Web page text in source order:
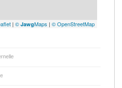
| © JawgMaps | © OpenStreetMap